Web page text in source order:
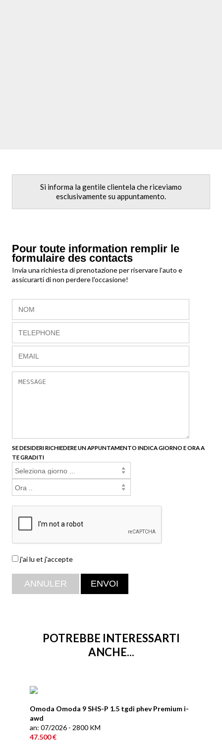
Si informa la gentile clientela che riceviamo
esclusivamente su appuntamento.
Pour toute information remplir le
formulaire des contacts
Invia una richiesta di prenotazione per riservare l’auto e
assicurarti di non perdere l'occasione!
SE DESIDERI RICHIEDERE UN APPUNTAMENTO INDICA GIORNO E ORA A
TE GRADITI
j'ai lu et j'accepte
POTREBBE INTERESSARTI
ANCHE...
Omoda Omoda 9 SHS-P 1.5 tgdi phev Premium i-
awd
an: 07/2026 - 2800 KM
47.500 €